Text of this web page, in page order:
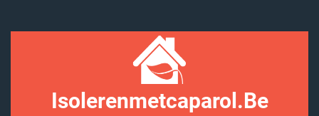
Isolerenmetcaparol.be